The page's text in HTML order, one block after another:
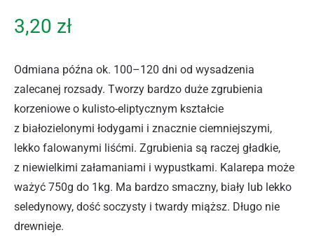
3,20 zł
Odmiana późna ok. 100–120 dni od wysadzenia
zalecanej rozsady. Tworzy bardzo duże zgrubienia
korzeniowe o kulisto-eliptycznym kształcie
z białozielonymi łodygami i znacznie ciemniejszymi,
lekko falowanymi liśćmi. Zgrubienia są raczej gładkie,
z niewielkimi załamaniami i wypustkami. Kalarepa może
ważyć 750g do 1kg. Ma bardzo smaczny, biały lub lekko
seledynowy, dość soczysty i twardy miąższ. Długo nie
drewnieje.